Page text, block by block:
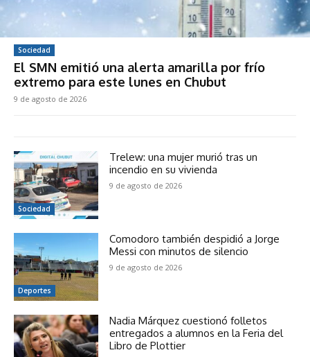
Sociedad
El SMN emitió una alerta amarilla por frío
extremo para este lunes en Chubut
9 de agosto de 2026
Sociedad
Trelew: una mujer murió tras un
incendio en su vivienda
9 de agosto de 2026
Deportes
Comodoro también despidió a Jorge
Messi con minutos de silencio
9 de agosto de 2026
Nadia Márquez cuestionó folletos
entregados a alumnos en la Feria del
Libro de Plottier